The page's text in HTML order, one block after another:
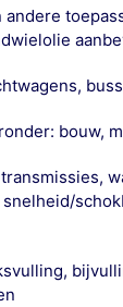
bouw,